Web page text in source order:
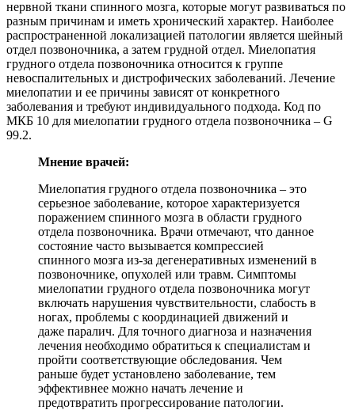
нервной ткани спинного мозга, которые могут развиваться по
разным причинам и иметь хронический характер. Наиболее
распространенной локализацией патологии является шейный
отдел позвоночника, а затем грудной отдел. Миелопатия
грудного отдела позвоночника относится к группе
невоспалительных и дистрофических заболеваний. Лечение
миелопатии и ее причины зависят от конкретного
заболевания и требуют индивидуального подхода. Код по
МКБ 10 для миелопатии грудного отдела позвоночника – G
99.2.
Мнение врачей:
Миелопатия грудного отдела позвоночника – это
серьезное заболевание, которое характеризуется
поражением спинного мозга в области грудного
отдела позвоночника. Врачи отмечают, что данное
состояние часто вызывается компрессией
спинного мозга из-за дегенеративных изменений в
позвоночнике, опухолей или травм. Симптомы
миелопатии грудного отдела позвоночника могут
включать нарушения чувствительности, слабость в
ногах, проблемы с координацией движений и
даже паралич. Для точного диагноза и назначения
лечения необходимо обратиться к специалистам и
пройти соответствующие обследования. Чем
раньше будет установлено заболевание, тем
эффективнее можно начать лечение и
предотвратить прогрессирование патологии.